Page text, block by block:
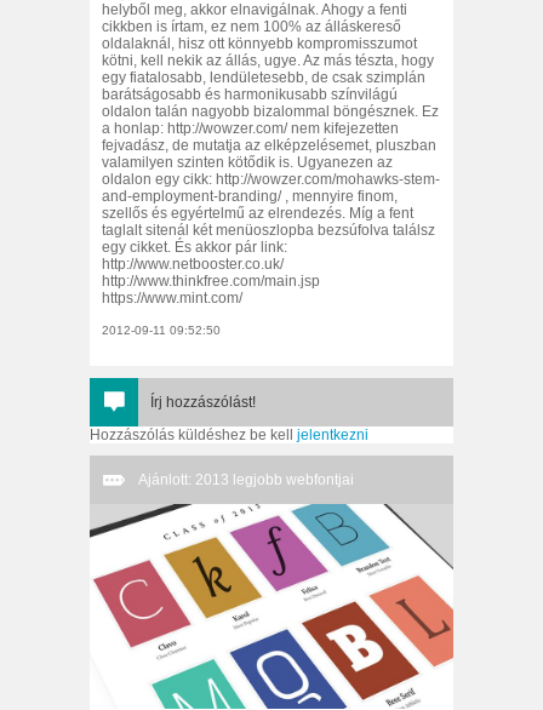
helyből meg, akkor elnavigálnak. Ahogy a fenti
cikkben is írtam, ez nem 100% az álláskereső
oldalaknál, hisz ott könnyebb kompromisszumot
kötni, kell nekik az állás, ugye. Az más tészta, hogy
egy fiatalosabb, lendületesebb, de csak szimplán
barátságosabb és harmonikusabb színvilágú
oldalon talán nagyobb bizalommal böngésznek. Ez
a honlap: http://wowzer.com/ nem kifejezetten
fejvadász, de mutatja az elképzelésemet, pluszban
valamilyen szinten kötődik is. Ugyanezen az
oldalon egy cikk: http://wowzer.com/mohawks-stem-
and-employment-branding/ , mennyire finom,
szellős és egyértelmű az elrendezés. Míg a fent
taglalt sitenál két menüoszlopba bezsúfolva találsz
egy cikket. És akkor pár link:
http://www.netbooster.co.uk/
http://www.thinkfree.com/main.jsp
https://www.mint.com/
2012-09-11 09:52:50
Írj hozzászólást!
Hozzászólás küldéshez be kell jelentkezni
Ajánlott: 2013 legjobb webfontjai